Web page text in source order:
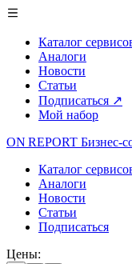
Каталог
Аналоги
Новости
Статьи
Подписаться ↗
Мой набор
ON REPORT Бизнес-
Каталог
Аналоги
Новости
Статьи
Подписаться
Цены: